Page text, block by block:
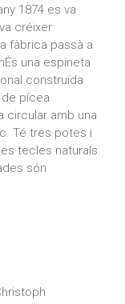
1874 es va
créixer
fàbrica passà a
una espineta
construïda
pícea
circular amb una
Té tres potes i
tecles naturals
són